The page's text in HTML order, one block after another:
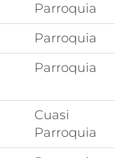
Parroquia
Parroquia
Parroquia
Cuasi
Parroquia